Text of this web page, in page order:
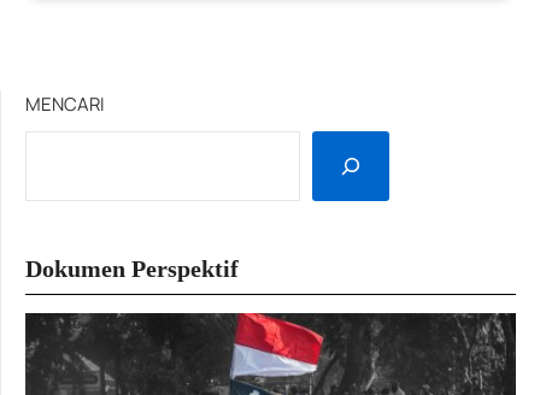
MENCARI
Dokumen Perspektif